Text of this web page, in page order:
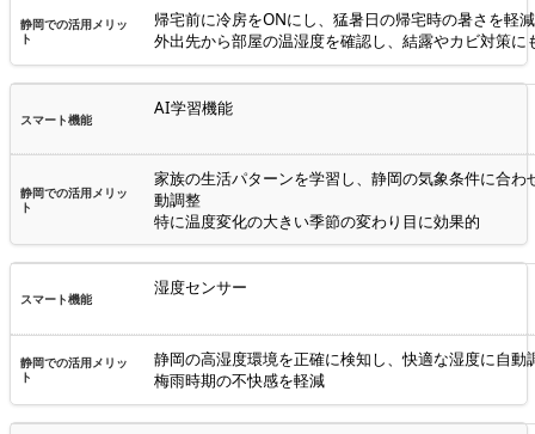
帰宅前に冷房をONにし、猛暑日の帰宅時の暑さを軽減
外出先から部屋の温湿度を確認し、結露やカビ対策に
AI学習機能
家族の生活パターンを学習し、静岡の気象条件に合わ
動調整
特に温度変化の大きい季節の変わり目に効果的
湿度センサー
静岡の高湿度環境を正確に検知し、快適な湿度に自動
梅雨時期の不快感を軽減